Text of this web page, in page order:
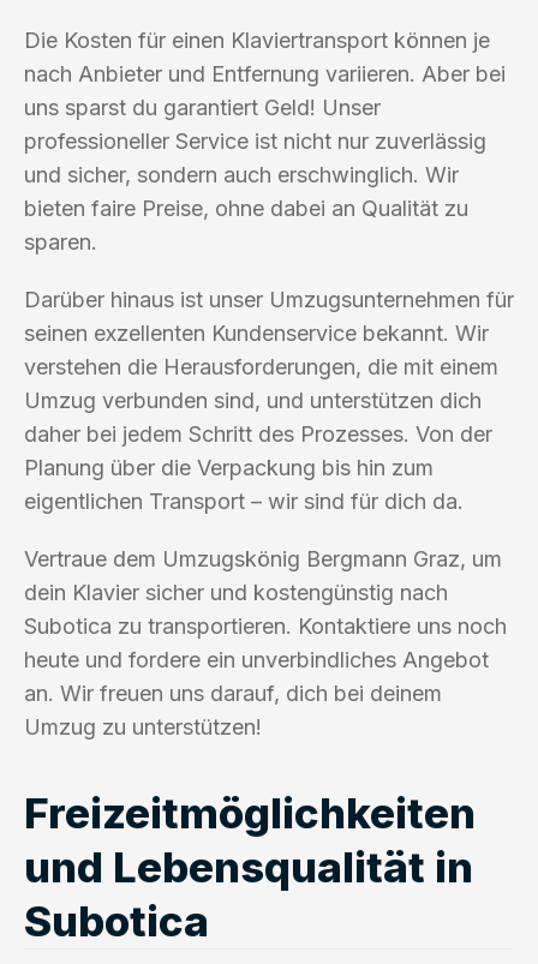
Die Kosten für einen Klaviertransport können je
nach Anbieter und Entfernung variieren. Aber bei
uns sparst du garantiert Geld! Unser
professioneller Service ist nicht nur zuverlässig
und sicher, sondern auch erschwinglich. Wir
bieten faire Preise, ohne dabei an Qualität zu
sparen.
Darüber hinaus ist unser Umzugsunternehmen für
seinen exzellenten Kundenservice bekannt. Wir
verstehen die Herausforderungen, die mit einem
Umzug verbunden sind, und unterstützen dich
daher bei jedem Schritt des Prozesses. Von der
Planung über die Verpackung bis hin zum
eigentlichen Transport – wir sind für dich da.
Vertraue dem Umzugskönig Bergmann Graz, um
dein Klavier sicher und kostengünstig nach
Subotica zu transportieren. Kontaktiere uns noch
heute und fordere ein unverbindliches Angebot
an. Wir freuen uns darauf, dich bei deinem
Umzug zu unterstützen!
Freizeitmöglichkeiten
und Lebensqualität in
Subotica